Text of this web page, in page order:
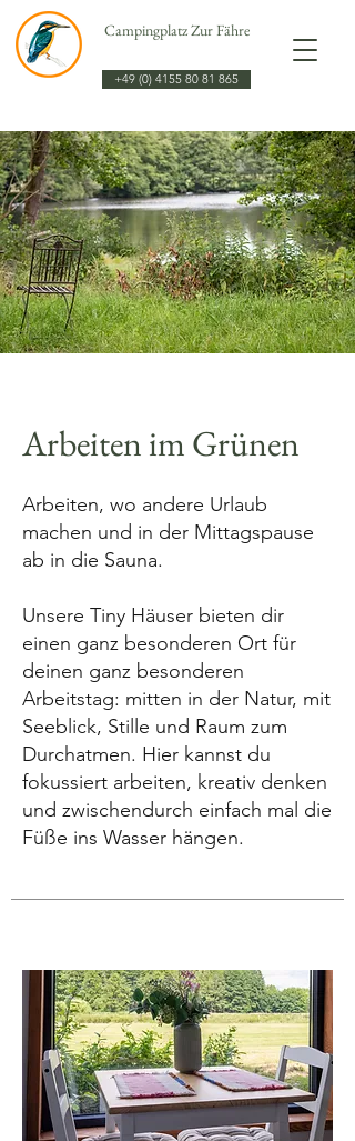
Campingplatz Zur Fähre
+49 (0) 4155 80 81 865
Arbeiten im Grünen
Arbeiten, wo andere Urlaub
machen und in der Mittagspause
ab in die Sauna.
Unsere Tiny Häuser bieten dir
einen ganz besonderen Ort für
deinen ganz besonderen
Arbeitstag: mitten in der Natur, mit
Seeblick, Stille und Raum zum
Durchatmen. Hier kannst du
fokussiert arbeiten, kreativ denken
und zwischendurch einfach mal die
Füße ins Wasser hängen.